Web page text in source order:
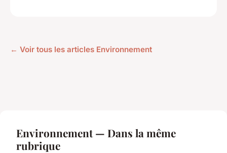
← Voir tous les articles Environnement
Environnement — Dans la même
rubrique